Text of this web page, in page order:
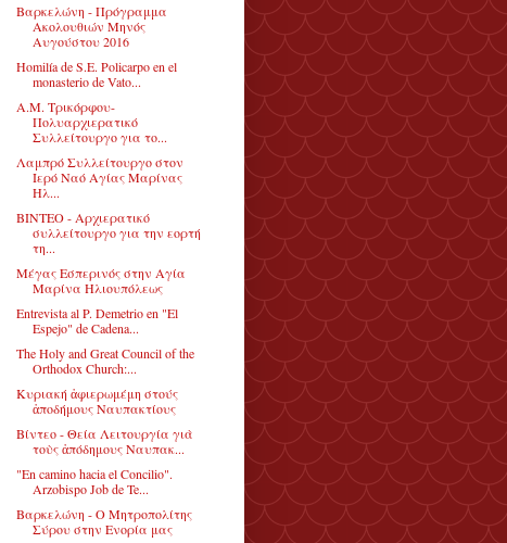
Βαρκελώνη - Πρόγραμμα
Ακολουθιών Μηνός
Αυγούστου 2016
Homilía de S.E. Policarpo en el
monasterio de Vato...
Α.Μ. Τρικόρφου-
Πολυαρχιερατικό
Συλλείτουργο για το...
Λαμπρό Συλλείτουργο στον
Ιερό Ναό Αγίας Μαρίνας
Ηλ...
ΒΙΝΤΕΟ - Αρχιερατικό
συλλείτουργο για την εορτή
τη...
Μέγας Εσπερινός στην Αγία
Μαρίνα Ηλιουπόλεως
Entrevista al P. Demetrio en "El
Espejo" de Cadena...
The Holy and Great Council of the
Orthodox Church:...
Κυριακή ἀφιερωμέμη στούς
ἀποδήμους Ναυπακτίους
Βίντεο - Θεία Λειτουργία γιὰ
τοὺς ἀπόδημους Ναυπακ...
"En camino hacia el Concilio".
Arzobispo Job de Te...
Βαρκελώνη - O Μητροπολίτης
Σύρου στην Ενορία μας